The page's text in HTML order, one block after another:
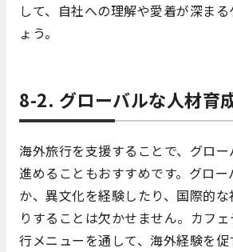
して、自社への理解や愛着が深ま
ょう。
8-2. グローバルな人材育
海外旅行を支援することで、グロ
進めることもおすすめです。グロ
か、異文化を経験したり、国際的
りすることは欠かせません。カフ
行メニューを通して、海外経験を促